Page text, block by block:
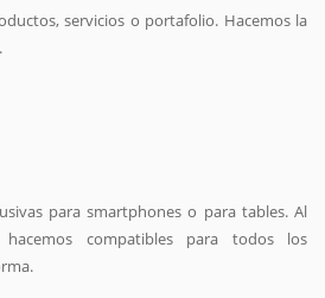
servicios o portafolio. Hacemos la
para smartphones o para tables. Al
hacemos compatibles para todos los